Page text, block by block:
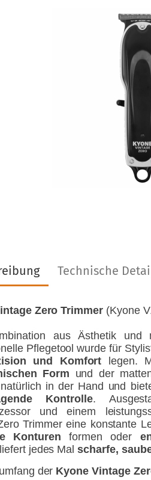
weitere Marken
Abverkauf
Technische
Zero Trimmer (Kyone
aus Ästhetik und
Pflegetool wurde für
und Komfort legen.
Form und der
in der Hand und
Kontrolle.
und einem
Trimmer eine konstante
Konturen formen oder
jedes Malscharfe,
der Kyone Vintage